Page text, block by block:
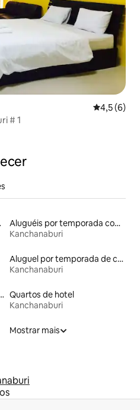
4,5 de
4,5 (6)
# 1
Aluguéis por temporada com acesso ao lago
Kanchanaburi
Aluguel por temporada de casas-barco
Kanchanaburi
hotéis-fazenda Quartos de hotel
Kanchanaburi
Mostrar mais